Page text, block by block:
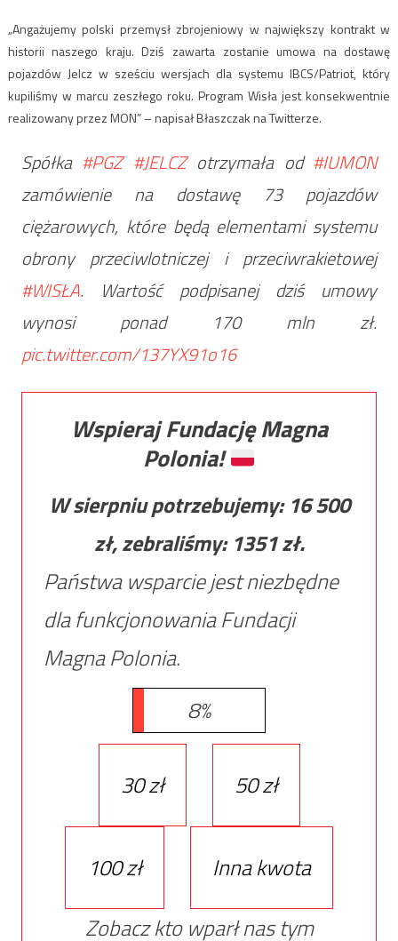
„Angażujemy polski przemysł zbrojeniowy w największy kontrakt w
historii naszego kraju. Dziś zawarta zostanie umowa na dostawę
pojazdów Jelcz w sześciu wersjach dla systemu IBCS/Patriot, który
kupiliśmy w marcu zeszłego roku. Program Wisła jest konsekwentnie
realizowany przez MON” – napisał Błaszczak na Twitterze.
Spółka #PGZ #JELCZotrzymała od #IUMON
zamówienie na dostawę 73 pojazdów
ciężarowych, które będą elementami systemu
obrony przeciwlotniczej i przeciwrakietowej
#WISŁA. Wartość podpisanej dziś umowy
wynosi ponad 170 mln zł.
pic.twitter.com/137YX91o16
Wspieraj Fundację Magna
Polonia!
W sierpniu potrzebujemy: 16 500
zł, zebraliśmy: 1351zł.
Państwa wsparcie jest niezbędne
dla funkcjonowania Fundacji
Magna Polonia.
8%
30 zł 50 zł
100 zł
Inna kwota
Zobacz kto wparł nas tym